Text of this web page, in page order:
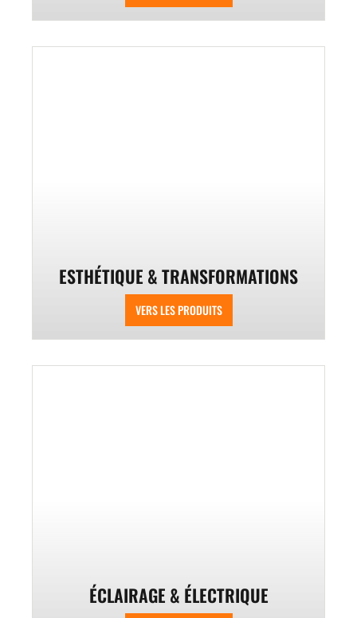
ESTHÉTIQUE & TRANSFORMATIONS
VERS LES PRODUITS
ÉCLAIRAGE & ÉLECTRIQUE